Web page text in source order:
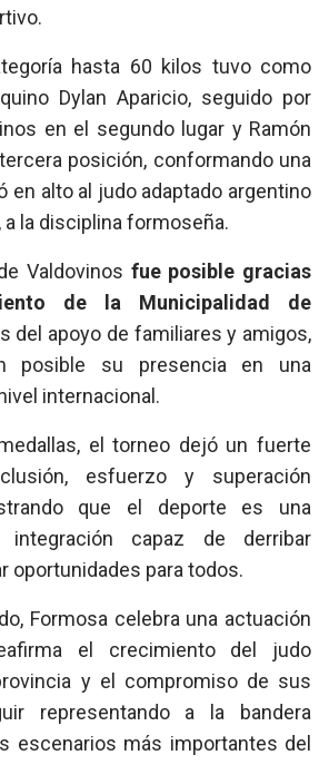
hasta 60 kilos tuvo como
Dylan Aparicio, seguido por
en el segundo lugar y Ramón
posición, conformando una
en alto al judo adaptado argentino
la disciplina formoseña.
Valdovinos fue posible gracias
de la Municipalidad de
del apoyo de familiares y amigos,
posible su presencia en una
internacional.
el torneo dejó un fuerte
esfuerzo y superación
que el deporte es una
integración capaz de derribar
oportunidades para todos.
Formosa celebra una actuación
el crecimiento del judo
y el compromiso de sus
representando a la bandera
escenarios más importantes del